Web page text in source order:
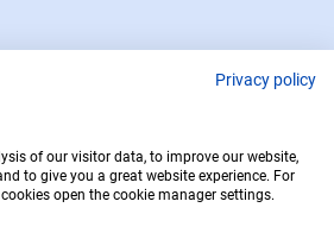
Privacy policy
of our visitor data, to improve our website,
to give you a great website experience. For
open the cookie manager settings.